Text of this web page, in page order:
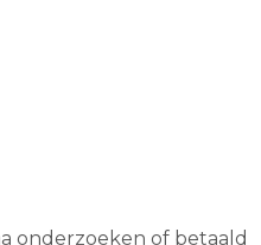
onderzoeken of betaald